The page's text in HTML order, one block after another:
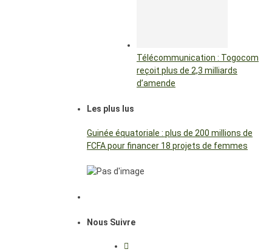
Télécommunication : Togocom
reçoit plus de 2,3 milliards
d’amende
Les plus lus
Guinée équatoriale : plus de 200 millions de
FCFA pour financer 18 projets de femmes
Nous Suivre